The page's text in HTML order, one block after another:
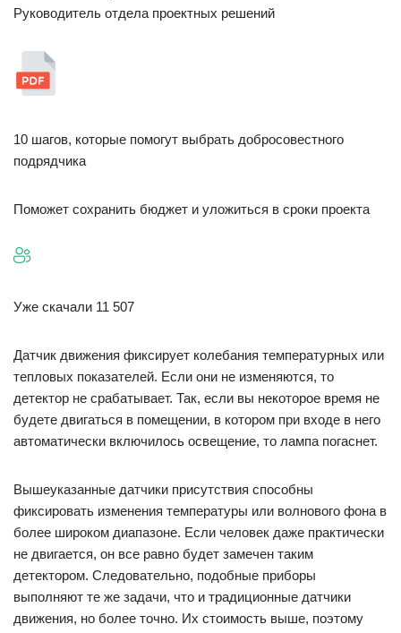
Руководитель отдела проектных решений
10 шагов, которые помогут выбрать добросовестного
подрядчика
Поможет сохранить бюджет и уложиться в сроки проекта
Уже скачали 11 507
Датчик движения фиксирует колебания температурных или
тепловых показателей. Если они не изменяются, то
детектор не срабатывает. Так, если вы некоторое время не
будете двигаться в помещении, в котором при входе в него
автоматически включилось освещение, то лампа погаснет.
Вышеуказанные датчики присутствия способны
фиксировать изменения температуры или волнового фона в
более широком диапазоне. Если человек даже практически
не двигается, он все равно будет замечен таким
детектором. Следовательно, подобные приборы
выполняют те же задачи, что и традиционные датчики
движения, но более точно. Их стоимость выше, поэтому